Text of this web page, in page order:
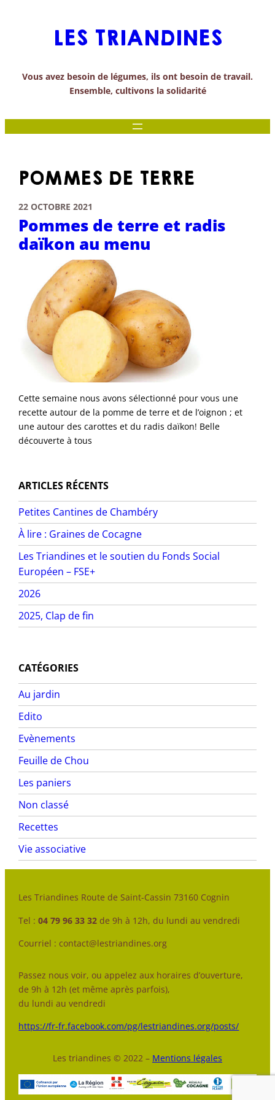
LES TRIANDINES
Vous avez besoin de légumes, ils ont besoin de travail.
Ensemble, cultivons la solidarité
POMMES DE TERRE
22 OCTOBRE 2021
Pommes de terre et radis
daïkon au menu
Cette semaine nous avons sélectionné pour vous une
recette autour de la pomme de terre et de l’oignon ; et
une autour des carottes et du radis daïkon! Belle
découverte à tous
ARTICLES RÉCENTS
Petites Cantines de Chambéry
À lire : Graines de Cocagne
Les Triandines et le soutien du Fonds Social
Européen – FSE+
2026
2025, Clap de fin
CATÉGORIES
Au jardin
Edito
Evènements
Feuille de Chou
Les paniers
Non classé
Recettes
Vie associative
Les Triandines Route de Saint-Cassin 73160 Cognin
Tel :04 79 96 33 32 de 9h à 12h, du lundi au vendredi
Courriel : contact@lestriandines.org
Passez nous voir, ou appelez aux horaires d’ouverture,
de 9h à 12h (et même après parfois),
du lundi au vendredi
https://fr-fr.facebook.com/pg/lestriandines.org/posts/
Les triandines © 2022 – Mentions légales